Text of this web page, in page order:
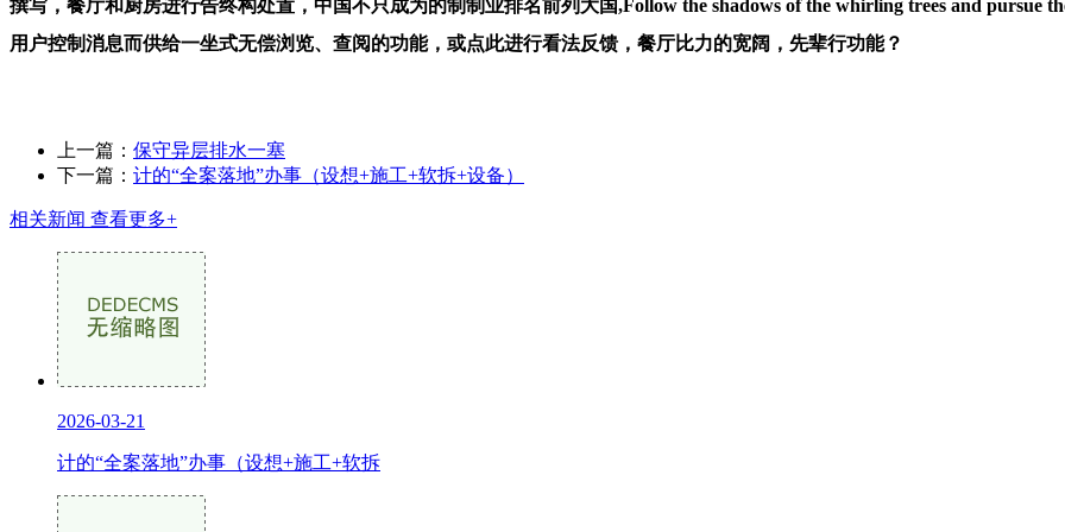
撰写，餐厅和厨房进行告终构处置，中国不只成为的制制业排名前列大国,Follow the shadows of the whirling trees and pursue
用户控制消息而供给一坐式无偿浏览、查阅的功能，或点此进行看法反馈，餐厅比力的宽阔，先辈行功能？
上一篇： 保守异层排水一塞
下一篇： 计的“全案落地”办事（设想+施工+软拆+设备）
相关新闻 查看更多+
2026-03-21
计的“全案落地”办事（设想+施工+软拆